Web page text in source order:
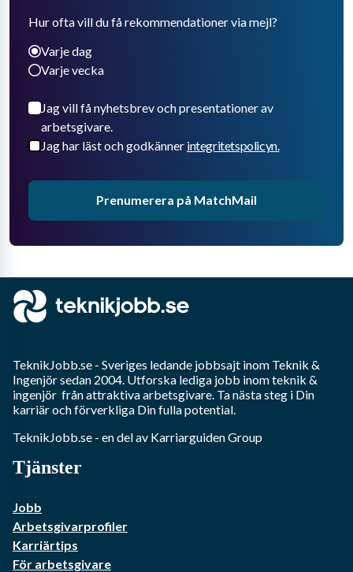
Hur ofta vill du få rekommendationer via mejl?
Varje dag
Varje vecka
Jag vill få nyhetsbrev och presentationer av
arbetsgivare.
Jag har läst och godkänner integritetspolicyn.
Prenumerera på MatchMail
TeknikJobb.se - Sveriges ledande jobbsajt inom Teknik &
Ingenjörsedan 2004. Utforska lediga jobb inomteknik &
ingenjör från attraktiva arbetsgivare. Ta nästa steg i Din
karriär och förverkliga Din fulla potential.
TeknikJobb.se - en del av Karriarguiden Group
Tjänster
Jobb
Arbetsgivarprofiler
Karriärtips
För arbetsgivare